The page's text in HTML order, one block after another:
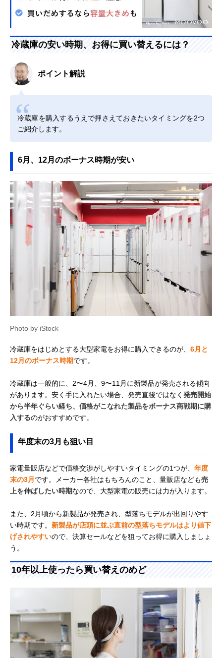
冷蔵庫の安い時期、お得に買い替えるには？
ポイント解説
冷蔵庫を購入するうえで押さえておきたいタイミングを2つ
ご紹介します。
6月、12月のボーナス時期が安い
Photo by iStock
冷蔵庫をはじめとする大型家電をお得に購入できるのが、 6月と
12月のボーナス時期です。
冷蔵庫は一般的に、2〜4月、9〜11月に新製品が発売される傾向
があります。安く手に入れたい場合、発売直後ではなく 発売開始
から半年ぐらい経ち、価格がこなれた製品をボーナス商戦期に購
入するのがおすすめです。
年度末の3月も狙い目
家電量販店などで価格交渉がしやすいタイミングの1つが、 年度
末の3月です。メーカー各社はもちろんのこと、量販店なども売
上を伸ばしたい時期なので、大型家電の販売には力が入ります。
また、2月頃から新製品が発売され、型落ちモデルが出回りやす
い時期です。 新製品が店頭に並ぶ直前の型落ちモデルはより値下
げされやすいので、決算セールなどを狙ってお得に購入しましょ
う。
10年以上使ったら買い替えのめど